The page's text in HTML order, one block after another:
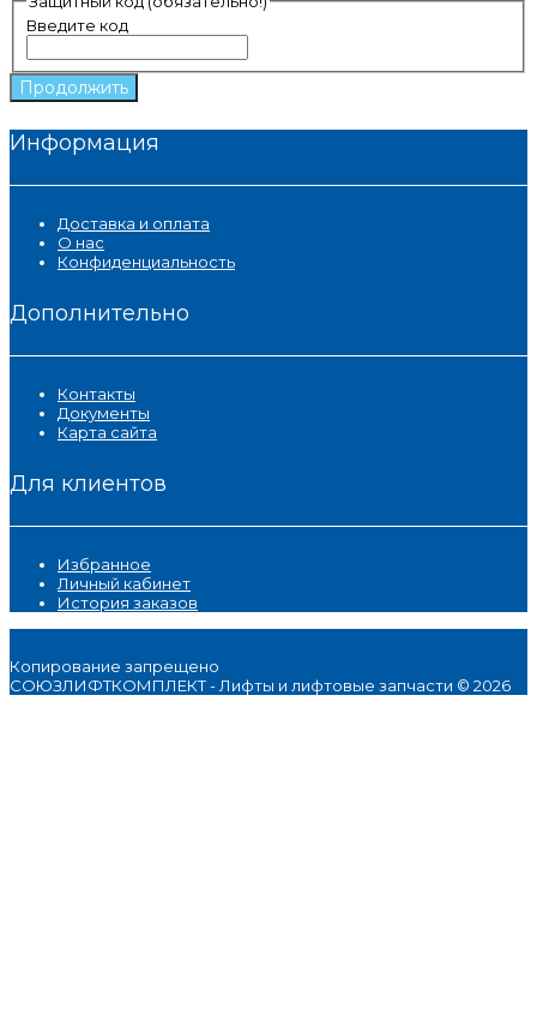
Введите код
Продолжить
Информация
Доставка и оплата
О нас
Конфиденциальность
Дополнительно
Контакты
Документы
Карта сайта
Для клиентов
Избранное
Личный кабинет
История заказов
Копирование запрещено
СОЮЗЛИФТКОМПЛЕКТ - Лифты и лифтовые запчасти © 2026